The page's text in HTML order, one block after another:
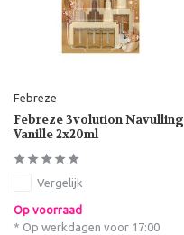
Febreze
Febreze 3volution Navulling
Vanille 2x20ml
Vergelijk
Op voorraad
* Op werkdagen voor 17:00